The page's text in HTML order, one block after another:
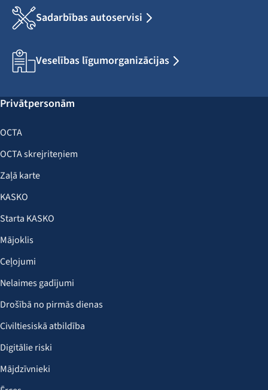
Sadarbības autoservisi
Veselības līgumorganizācijas
Privātpersonām
OCTA
OCTA skrejriteņiem
Zaļā karte
KASKO
Starta KASKO
Mājoklis
Ceļojumi
Nelaimes gadījumi
Drošībā no pirmās dienas
Civiltiesiskā atbildība
Digitālie riski
Mājdzīvnieki